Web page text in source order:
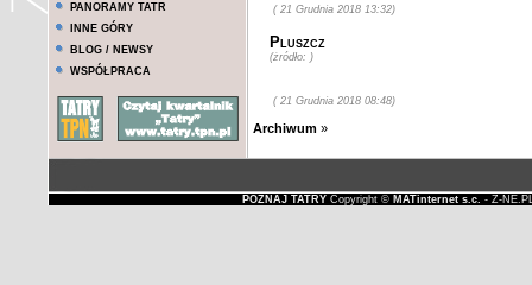
PANORAMY TATR
INNE GÓRY
BLOG / NEWSY
WSPÓŁPRACA
( 21 Grudnia 2018 13:32)
Pluszcz
(żródło: )
( 21 Grudnia 2018 08:48)
Archiwum»
POZNAJ TATRY Copyright © MATinternet s.c. - Z-